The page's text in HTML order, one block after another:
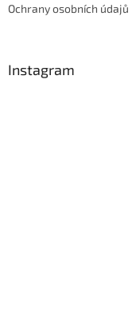
Ochrany osobních údajů
Instagram